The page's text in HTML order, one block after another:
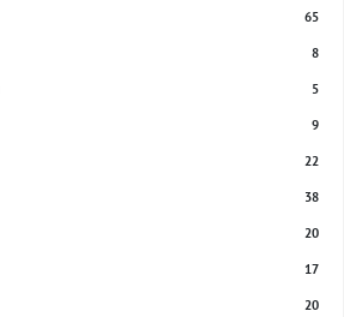
65
8
5
9
22
38
20
17
20